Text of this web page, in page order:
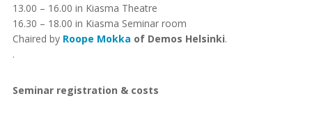
13.00 – 16.00 in Kiasma Theatre
16.30 – 18.00 in Kiasma Seminar room
Chaired by Roope Mokka of Demos Helsinki.
.
Seminar registration & costs